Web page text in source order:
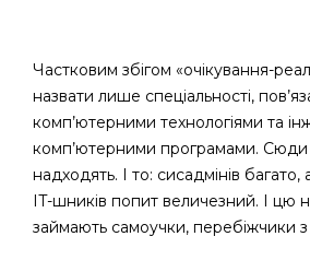
Частковим збігом «очікування-
назвати лише спеціальності,
комп’ютерними технологіями та
комп’ютерними програмами. Сюди
надходять. І то: сисадмінів багато,
IT-шників попит величезний. І цю
займають самоучки, перебіжчики